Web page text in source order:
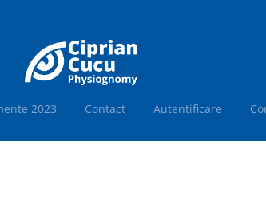
2023 Contact Autentificare